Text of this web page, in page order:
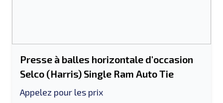
Presse à balles horizontale d'occasion
Selco (Harris) Single Ram Auto Tie
Appelez pour les prix